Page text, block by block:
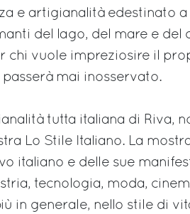
e artigianalità edestinato
del lago, del mare e del
chi vuole impreziosire il
mai inosservato.
tutta italiana di Riva,
Lo Stile Italiano. La
italiano e delle sue
tecnologia, moda,
in generale, nello stile di